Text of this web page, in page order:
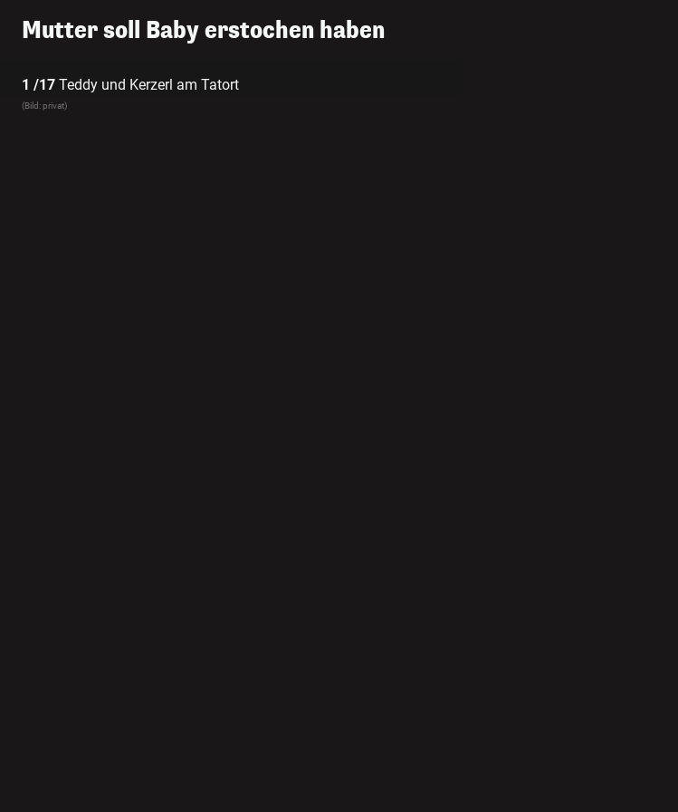
Mutter soll Baby erstochen haben
1 /17 Teddy und Kerzerl am Tatort
(Bild: privat)